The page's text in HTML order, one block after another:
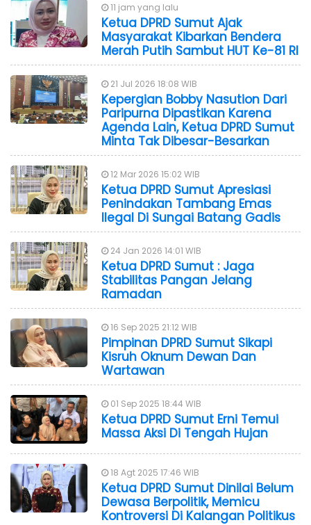
11 jam yang lalu
Ketua DPRD Sumut Ajak
Masyarakat Kibarkan Bendera
Merah Putih Sambut HUT Ke-81 RI
21 Jul 2026 18:08 WIB
Kepergian Bobby Nasution Dari
Paripurna Dipastikan Karena
Agenda Lain, Ketua DPRD Sumut
Minta Tak Dibesar-Besarkan
12 Mar 2026 15:02 WIB
Ketua DPRD Sumut Apresiasi
Penindakan Tambang Emas
Ilegal Di Sungai Batang Gadis
24 Jan 2026 14:01 WIB
Ketua DPRD Sumut : Jaga
Stabilitas Pangan Jelang
Ramadan
16 Sep 2025 21:12 WIB
Pimpinan DPRD Sumut Sikapi
Kisruh Oknum Dewan Dan
Wartawan
01 Sep 2025 18:44 WIB
Ketua DPRD Sumut Erni Temui
Massa Aksi Di Tengah Hujan
18 Agt 2025 17:46 WIB
Ketua DPRD Sumut Dinilai Belum
Dewasa Berpolitik, Memicu
Kontroversi Di Kalangan Politikus